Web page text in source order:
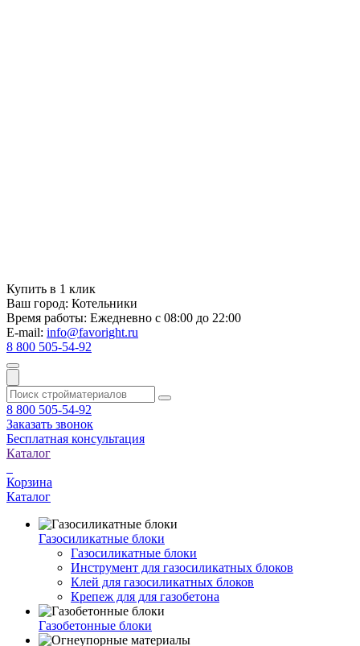
Купить в 1 клик
Ваш город: Котельники
Время работы: Ежедневно с 08:00 до 22:00
E-mail: info@favoright.ru
8 800 505-54-92
8 800 505-54-92
Заказать звонок
Бесплатная консультация
Каталог
Корзина
Каталог
Газосиликатные блоки
Газосиликатные блоки
Инструмент для газосиликатных блоков
Клей для газосиликатных блоков
Крепеж для для газобетона
Газобетонные блоки